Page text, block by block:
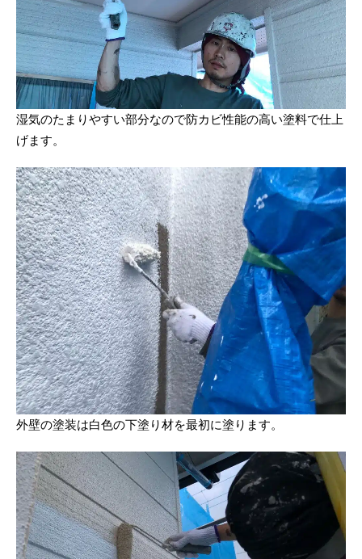
湿気のたまりやすい部分なので防カビ性能の高い塗料で仕上
げます。
外壁の塗装は白色の下塗り材を最初に塗ります。